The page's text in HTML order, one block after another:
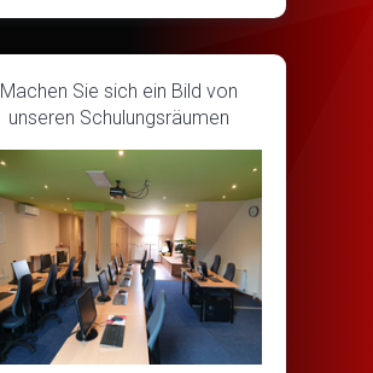
Machen Sie sich ein Bild von
unseren Schulungsräumen